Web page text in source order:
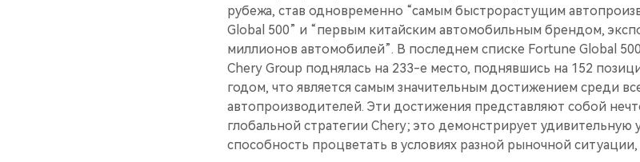
рубежа, став одновременно “самым быстрорастущим
Global 500” и “первым китайским автомобильным брендом,
миллионов автомобилей”. В последнем списке Fortune Global
Chery Group поднялась на 233-е место, поднявшись на 152
годом, что является самым значительным достижением среди
автопроизводителей. Эти достижения представляют собой
глобальной стратегии Chery; это демонстрирует удивительную
способность процветать в условиях разной рыночной